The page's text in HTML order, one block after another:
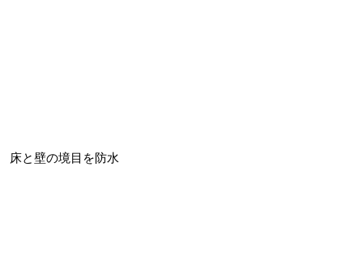
床と壁の境目を防水